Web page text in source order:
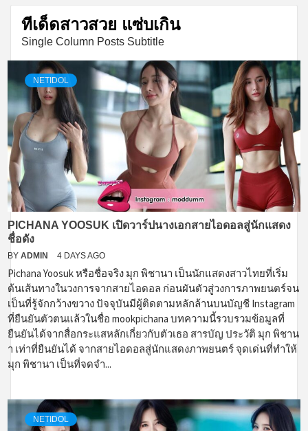
ทีเด็ดสาวสวย แซ่บเกิน
Single Column Posts Subtitle
NETIDOL
PICHANA YOOSUK เปิดวาร์ปนางเอกสายไอดอลสู่นักแสดง
ชื่อดัง
BY ADMIN 4 DAYS AGO
Pichana Yoosuk หรือชื่อจริง มุก พิชานา เป็นนักแสดงสาวไทยที่เริ่ม
ต้นเส้นทางในวงการจากสายไอดอล ก่อนผันตัวสู่วงการภาพยนตร์จน
เป็นที่รู้จักกว้างขวาง ปัจจุบันมีผู้ติดตามหลักล้านบนบัญชี Instagram
ที่ยืนยันตัวตนแล้วในชื่อ mookpichana บทความนี้รวบรวมข้อมูลที่
ยืนยันได้จากสื่อกระแสหลักเกี่ยวกับตัวเธอ สารบัญ ประวัติ มุก พิชาน
า เท่าที่ยืนยันได้ จากสายไอดอลสู่นักแสดงภาพยนตร์ จุดเด่นที่ทำให้
มุก พิชานา เป็นที่จดจำ...
NETIDOL